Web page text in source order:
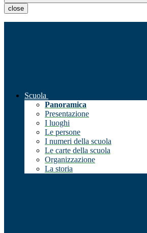
close
Scuola
Panoramica
Presentazione
I luoghi
Le persone
I numeri della scuola
Le carte della scuola
Organizzazione
La storia